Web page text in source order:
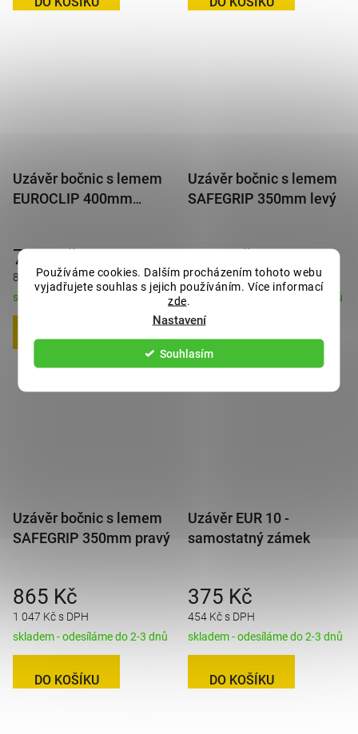
Používáme cookies. Dalším procházením tohoto webu
vyjadřujete souhlas s jejich používáním. Více informací
zde
Nastavení
Souhlasím
Uzávěr bočnic s lemem
EUROCLIP 400mm
886 Kč s DPH
732 Kč
skladem - odesíláme do 2-3 dnů
DO KOŠÍKU
Uzávěr bočnic s lemem
SAFEGRIP 350mm levý
1 047 Kč s DPH
865 Kč
skladem - odesíláme do 2-3 dnů
DO KOŠÍKU
Uzávěr bočnic s lemem
SAFEGRIP 350mm pravý
1 047 Kč s DPH
865 Kč
skladem - odesíláme do 2-3 dnů
DO KOŠÍKU
Uzávěr EUR 10 -
samostatný zámek
454 Kč s DPH
375 Kč
skladem - odesíláme do 2-3 dnů
DO KOŠÍKU